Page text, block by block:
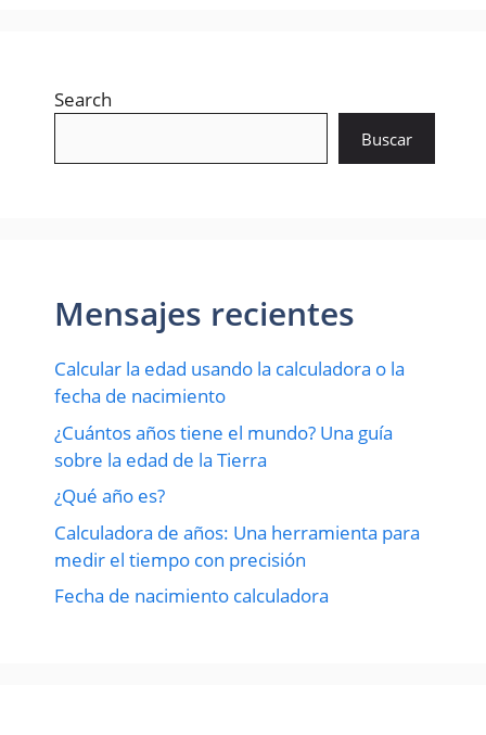
Search
Buscar
Mensajes recientes
Calcular la edad usando la calculadora o la
fecha de nacimiento
¿Cuántos años tiene el mundo? Una guía
sobre la edad de la Tierra
¿Qué año es?
Calculadora de años: Una herramienta para
medir el tiempo con precisión
Fecha de nacimiento calculadora